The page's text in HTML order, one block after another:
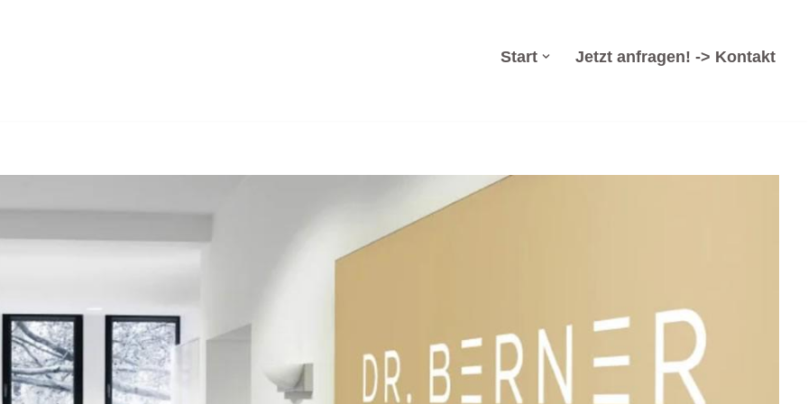
Start Jetzt anfragen! -> Kontakt
& Partner Rechtsanwälte und ✓Insolvenzverwaltung, Insolvenzsanierung, Arbeitsrecht, Wirtschaftsrecht. Brauchen
Insolvenzrecht, ✓Arbeitsrecht und ✓Wirtschaftsrecht in Miesitz? ➡️ Dr. Berner & Partner Rechtsanwälte, Ihr